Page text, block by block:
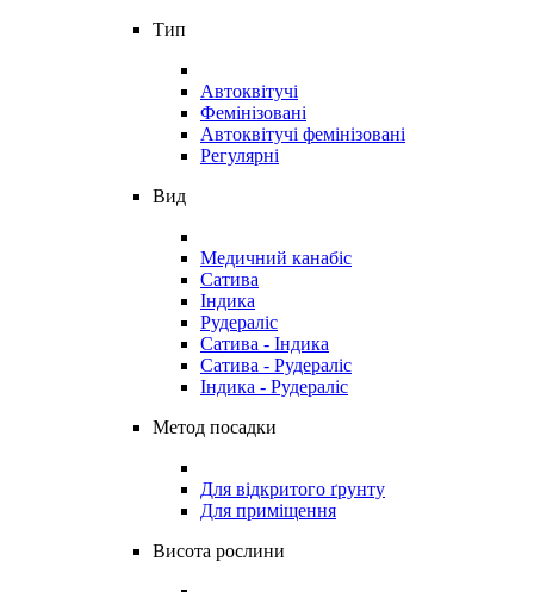
Тип
Автоквітучі
Фемінізовані
Автоквітучі фемінізовані
Регулярні
Вид
Медичний канабіс
Сатива
Індика
Рудераліс
Сатива - Індика
Сатива - Рудераліс
Індика - Рудераліс
Метод посадки
Для відкритого ґрунту
Для приміщення
Висота рослини